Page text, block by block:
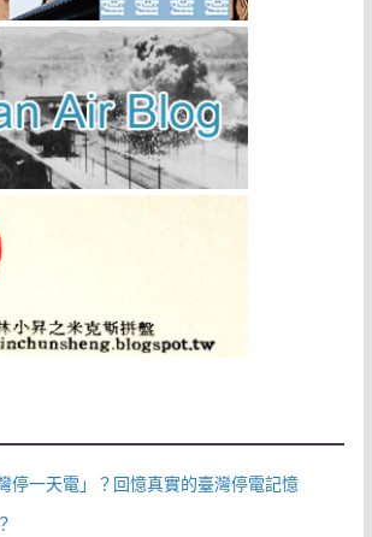
停一天電」？回憶真實的臺灣停電記憶